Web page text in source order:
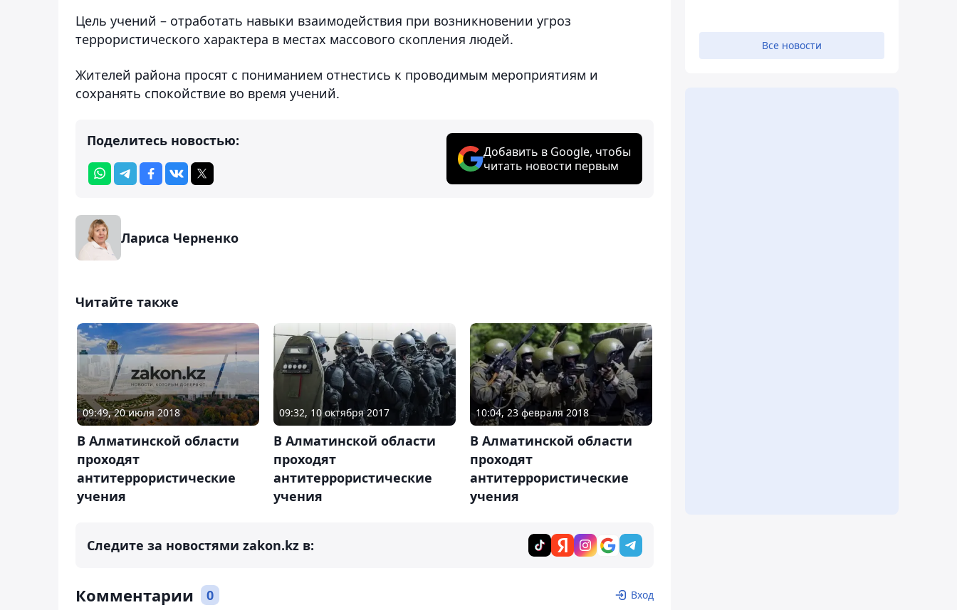
Цель учений – отработать навыки взаимодействия при возникновении угроз
террористического характера в местах массового скопления людей.
Жителей района просят с пониманием отнестись к проводимым мероприятиям и
сохранять спокойствие во время учений.
Поделитесь новостью:
Добавить в Google, чтобы
читать новости первым
Лариса Черненко
Читайте также
09:49, 20 июля 2018
В Алматинской области
проходят
антитеррористические
учения
09:32, 10 октября 2017
В Алматинской области
проходят
антитеррористические
учения
10:04, 23 февраля 2018
В Алматинской области
проходят
антитеррористические
учения
Следите за новостями zakon.kz в:
Комментарии 0 Вход
Все новости